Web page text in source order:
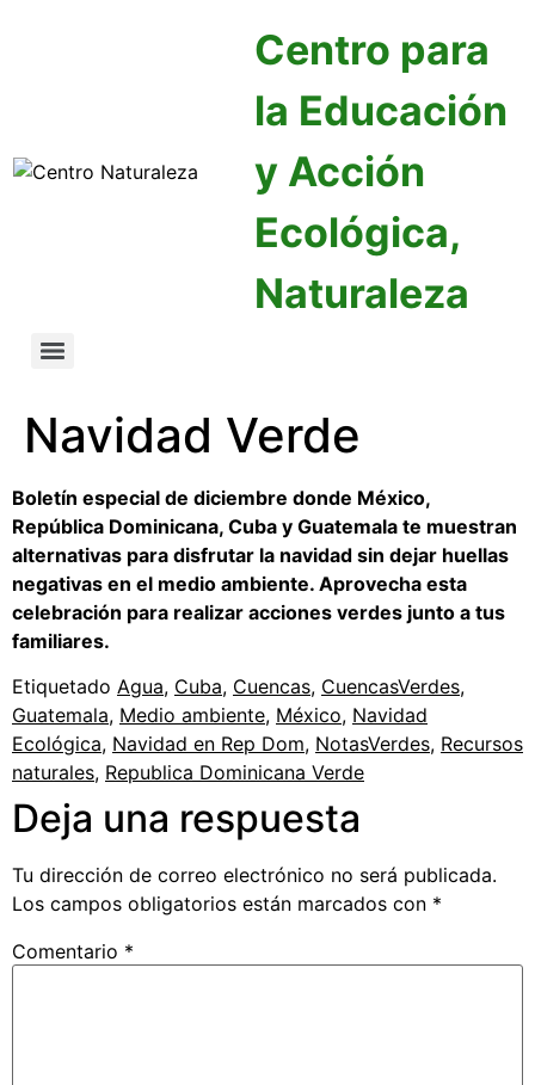
Centro para
la Educación
y Acción
Ecológica,
Naturaleza
Navidad Verde
Boletín especial de diciembre donde México,
República Dominicana, Cuba y Guatemala te muestran
alternativas para disfrutar la navidad sin dejar huellas
negativas en el medio ambiente. Aprovecha esta
celebración para realizar acciones verdes junto a tus
familiares.
Etiquetado Agua, Cuba, Cuencas, CuencasVerdes,
Guatemala, Medio ambiente, México, Navidad
Ecológica, Navidad en Rep Dom, NotasVerdes, Recursos
naturales, Republica Dominicana Verde
Deja una respuesta
Tu dirección de correo electrónico no será publicada.
Los campos obligatorios están marcados con *
Comentario *